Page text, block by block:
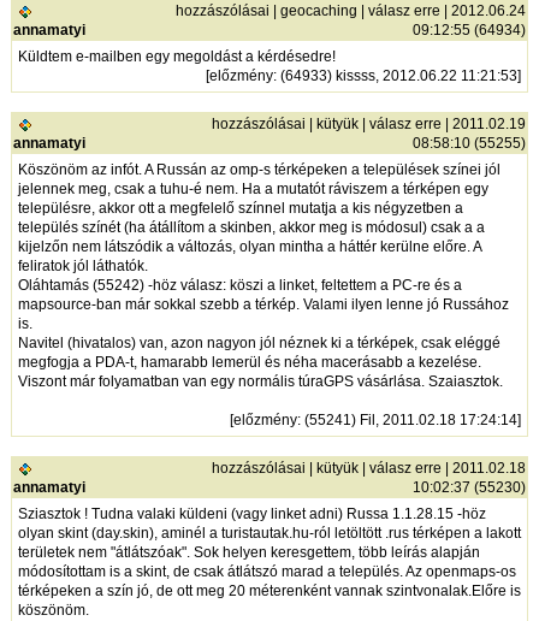
annamatyi
hozzászólásai |geocaching |válasz erre | 2012.06.24
09:12:55 (64934)
Küldtem e-mailben egy megoldást a kérdésedre!
[előzmény: (64933) kissss, 2012.06.22 11:21:53]
annamatyi
hozzászólásai kütyük |válasz erre | 2011.02.19
08:58:10 (55255)
Köszönöm az infót. A Russán az omp-s térképeken a települések színei jól
jelennek meg, csak a tuhu-é nem. Ha a mutatót ráviszem a térképen egy
településre, akkor ott a megfelelő színnel mutatja a kis négyzetben a
település színét (ha átállítom a skinben, akkor meg is módosul) csak a a
kijelzőn nem látszódik a változás, olyan mintha a háttér kerülne előre. A
feliratok jól láthatók.
Oláhtamás (55242) -höz válasz: köszi a linket, feltettem a PC-re és a
mapsource-ban már sokkal szebb a térkép. Valami ilyen lenne jó Russához
is.
Navitel (hivatalos) van, azon nagyon jól néznek ki a térképek, csak eléggé
megfogja a PDA-t, hamarabb lemerül és néha macerásabb a kezelése.
Viszont már folyamatban van egy normális túraGPS vásárlása. Szaiasztok.
[előzmény: (55241) Fil, 2011.02.18 17:24:14]
annamatyi
hozzászólásai kütyük |válasz erre | 2011.02.18
10:02:37 (55230)
Sziasztok ! Tudna valaki küldeni (vagy linket adni) Russa 1.1.28.15 -höz
olyan skint (day.skin), aminél a turistautak.hu-ról letöltött .rus térképen a lakott
területek nem "átlátszóak". Sok helyen keresgettem, több leírás alapján
módosítottam is a skint, de csak átlátszó marad a település. Az openmaps-os
térképeken a szín jó, de ott meg 20 méterenként vannak szintvonalak.Előre is
köszönöm.